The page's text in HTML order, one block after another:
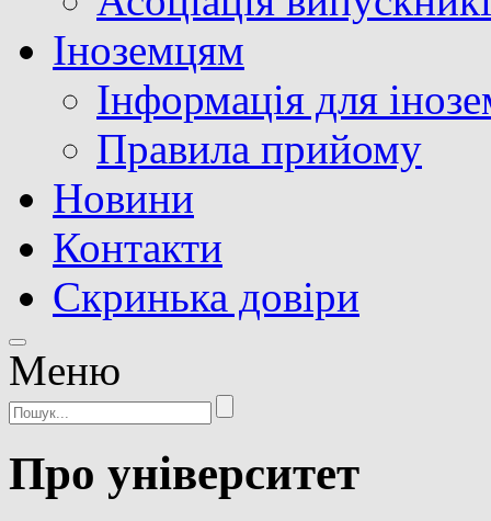
Іноземцям
Інформація для
Правила прийому
Новини
Контакти
Скринька довіри
Meню
Про університет